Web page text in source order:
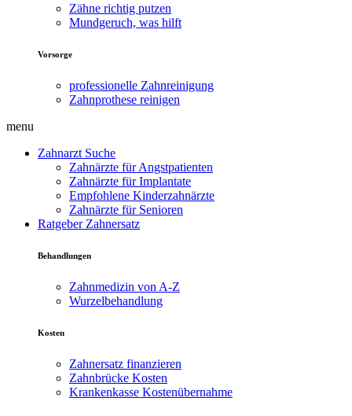
Zähne richtig putzen
Mundgeruch, was hilft
Vorsorge
professionelle Zahnreinigung
Zahnprothese reinigen
menu
Zahnarzt Suche
Zahnärzte für Angstpatienten
Zahnärzte für Implantate
Empfohlene Kinderzahnärzte
Zahnärzte für Senioren
Ratgeber Zahnersatz
Behandlungen
Zahnmedizin von A-Z
Wurzelbehandlung
Kosten
Zahnersatz finanzieren
Zahnbrücke Kosten
Krankenkasse Kostenübernahme